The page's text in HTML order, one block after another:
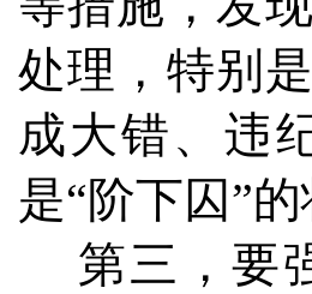
处理，特别
成大错、违
是“阶下囚”的
第三，要